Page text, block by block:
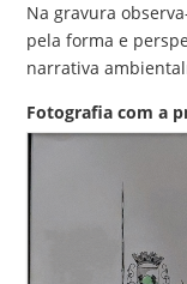
Na gravura
pela forma e
narrativa
Fotografia com a